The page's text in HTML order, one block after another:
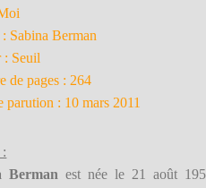
Sabina Berman
: Seuil
de pages : 264
parution : 10 mars 2011
Berman est née le 21 août